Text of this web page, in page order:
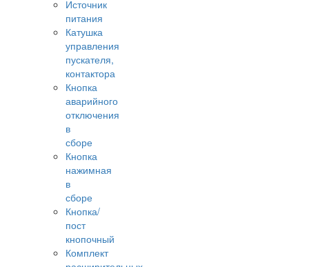
Источник
питания
Катушка
управления
пускателя,
контактора
Кнопка
аварийного
отключения
в
сборе
Кнопка
нажимная
в
сборе
Кнопка/
пост
кнопочный
Комплект